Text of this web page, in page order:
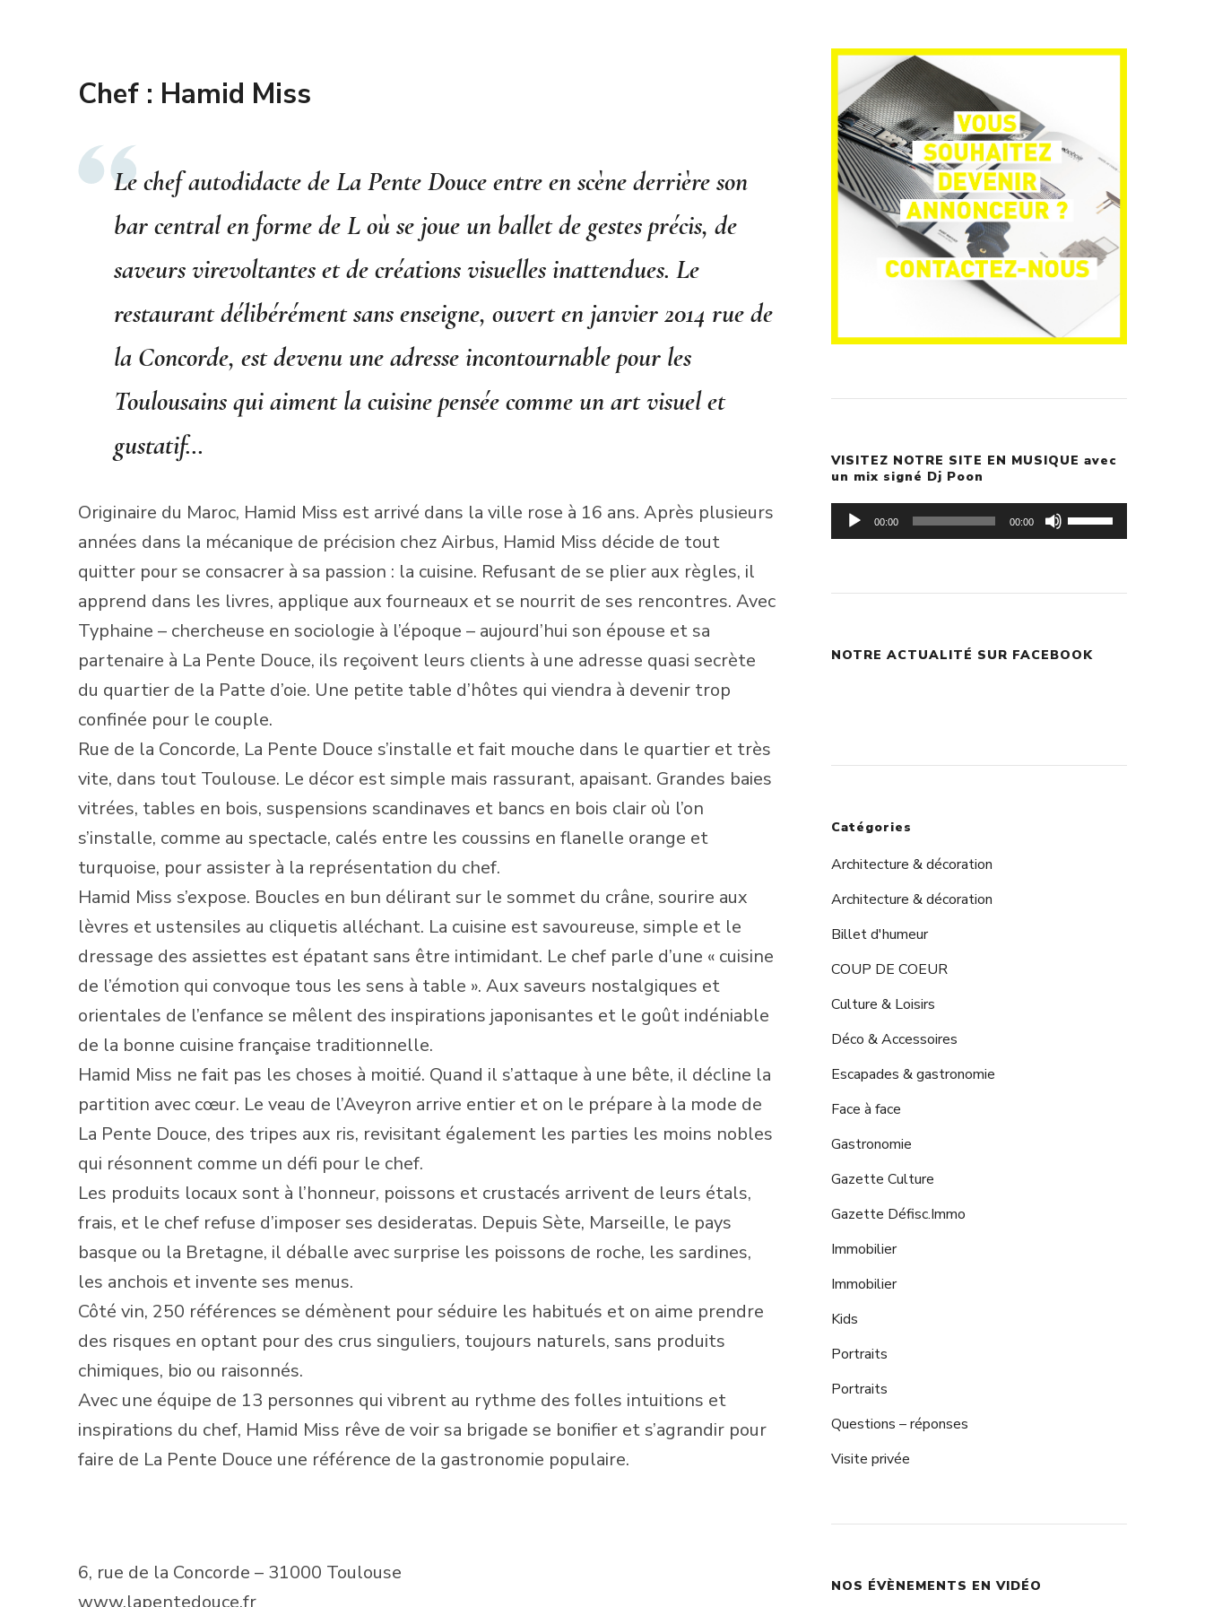
Chef : Hamid Miss
Le chef autodidacte de La Pente Douce entre en scène derrière son
bar central en forme de L où se joue un ballet de gestes précis, de
saveurs virevoltantes et de créations visuelles inattendues. Le
restaurant délibérément sans enseigne, ouvert en janvier 2014 rue de
la Concorde, est devenu une adresse incontournable pour les
Toulousains qui aiment la cuisine pensée comme un art visuel et
gustatif…
Originaire du Maroc, Hamid Miss est arrivé dans la ville rose à 16 ans. Après plusieurs
années dans la mécanique de précision chez Airbus, Hamid Miss décide de tout
quitter pour se consacrer à sa passion : la cuisine. Refusant de se plier aux règles, il
apprend dans les livres, applique aux fourneaux et se nourrit de ses rencontres. Avec
Typhaine – chercheuse en sociologie à l’époque – aujourd’hui son épouse et sa
partenaire à La Pente Douce, ils reçoivent leurs clients à une adresse quasi secrète
du quartier de la Patte d’oie. Une petite table d’hôtes qui viendra à devenir trop
confinée pour le couple.
Rue de la Concorde, La Pente Douce s’installe et fait mouche dans le quartier et très
vite, dans tout Toulouse. Le décor est simple mais rassurant, apaisant. Grandes baies
vitrées, tables en bois, suspensions scandinaves et bancs en bois clair où l’on
s’installe, comme au spectacle, calés entre les coussins en flanelle orange et
turquoise, pour assister à la représentation du chef.
Hamid Miss s’expose. Boucles en bun délirant sur le sommet du crâne, sourire aux
lèvres et ustensiles au cliquetis alléchant. La cuisine est savoureuse, simple et le
dressage des assiettes est épatant sans être intimidant. Le chef parle d’une « cuisine
de l’émotion qui convoque tous les sens à table ». Aux saveurs nostalgiques et
orientales de l’enfance se mêlent des inspirations japonisantes et le goût indéniable
de la bonne cuisine française traditionnelle.
Hamid Miss ne fait pas les choses à moitié. Quand il s’attaque à une bête, il décline la
partition avec cœur. Le veau de l’Aveyron arrive entier et on le prépare à la mode de
La Pente Douce, des tripes aux ris, revisitant également les parties les moins nobles
qui résonnent comme un défi pour le chef.
Les produits locaux sont à l’honneur, poissons et crustacés arrivent de leurs étals,
frais, et le chef refuse d’imposer ses desideratas. Depuis Sète, Marseille, le pays
basque ou la Bretagne, il déballe avec surprise les poissons de roche, les sardines,
les anchois et invente ses menus.
Côté vin, 250 références se démènent pour séduire les habitués et on aime prendre
des risques en optant pour des crus singuliers, toujours naturels, sans produits
chimiques, bio ou raisonnés.
Avec une équipe de 13 personnes qui vibrent au rythme des folles intuitions et
inspirations du chef, Hamid Miss rêve de voir sa brigade se bonifier et s’agrandir pour
faire de La Pente Douce une référence de la gastronomie populaire.
6, rue de la Concorde – 31000 Toulouse
www.lapentedouce.fr
VISITEZ NOTRE SITE EN MUSIQUE avec
un mix signé Dj Poon
Lecteur
audio
00:00 00:00
Utilisez
augmenter
NOTRE ACTUALITÉ SUR FACEBOOK
Catégories
Architecture & décoration
Architecture & décoration
Billet d'humeur
COUP DE COEUR
Culture & Loisirs
Déco & Accessoires
Escapades & gastronomie
Face à face
Gastronomie
Gazette Culture
Gazette Défisc.Immo
Immobilier
Immobilier
Kids
Portraits
Portraits
Questions – réponses
Visite privée
NOS ÉVÈNEMENTS EN VIDÉO